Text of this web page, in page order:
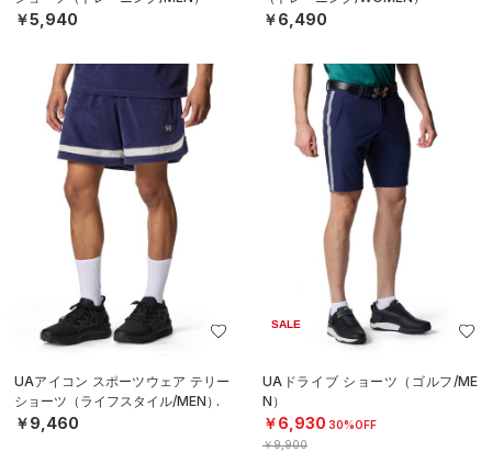
￥5,940 ￥6,490
UAアイコン スポーツウェア テリー
ショーツ（ライフスタイル/MEN）
￥9,460
SALE
UAドライブ ショーツ（ゴルフ/ME
N）
￥6,930 30%OFF
￥9,900